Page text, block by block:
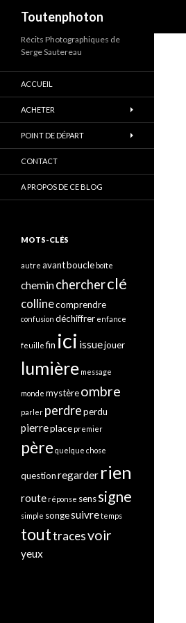
Toutenphoton
Récits Photographiques de
Serge Sautereau
ACCUEIL
ACHETER
POINT DE DÉPART
CONTACT
A PROPOS DE CE BLOG
MOTS-CLÉS
autre avantboucle boîte
cheminchercherclé
collinecomprendre
confusion déchiffrer enfance
feuille fin ici issuejouer
lumière message
monde mystèreombre
parler perdreperdu
pierreplace premier
père quelque chose
questionregarder rien
route réponse senssigne
simple songesuivretemps
touttracesvoir
yeux